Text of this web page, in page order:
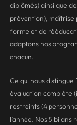
diplômés) ainsi que
prévention), maîtrise
forme et de
adaptons nos
chacun.
Ce qui nous
évaluation complète
restreints (4
l’année. Nos 5 bilans